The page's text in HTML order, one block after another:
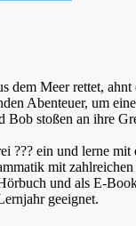
dem Meer rettet,
Abenteuer, um
Bob stoßen an ihre
??? ein und lerne
mit
und als E-
geeignet.